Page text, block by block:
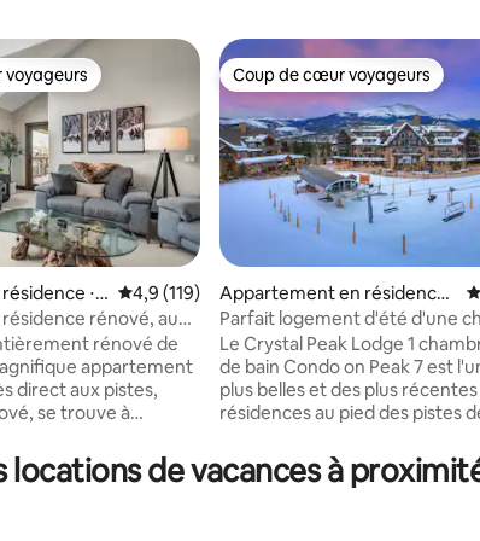
116 commentaires : 4,97 sur 5
les plus appréciés
⋅
Évaluation moyenne sur la base de 119
4,9 (119)
rénové, au
jacuzzi, spa et salle
rénové de
appartement
direct aux pistes,
se trouve à
de hauts plafonds
et de salles de bain
Coup de cœur voyageurs
Coup de cœur voyageurs
Appartement en résidence ⋅
Breckenridge
Parfait logement d'été d'une
Peak 7
Le Crystal Peak Lodge 1
de bain Condo on Peak 7 est
plus belles et des plus récentes
résidences au pied des pistes
au super télésiège
trouve juste devant la porte. Montez
de vacances à